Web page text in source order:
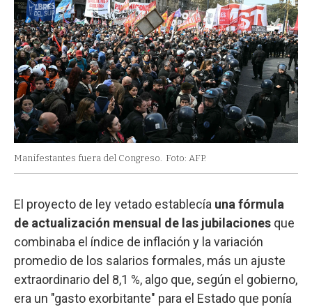
Manifestantes fuera del Congreso. Foto: AFP.
El proyecto de ley vetado establecía una fórmula
de actualización mensual de las jubilaciones que
combinaba el índice de inflación y la variación
promedio de los salarios formales, más un ajuste
extraordinario del 8,1 %, algo que, según el gobierno,
era un "gasto exorbitante" para el Estado que ponía